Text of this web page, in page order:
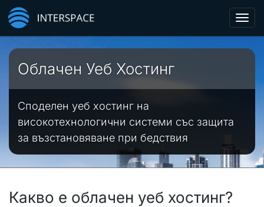
Облачен Уеб Хостинг
Споделен уеб хостинг на
високотехнологични системи със защита
за възстановяване при бедствия
Какво е облачен уеб хостинг?